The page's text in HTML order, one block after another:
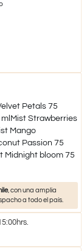
Petals 75
Strawberries
Mango
Passion 75
Midnight bloom 75
, con una amplia
a todo el país.